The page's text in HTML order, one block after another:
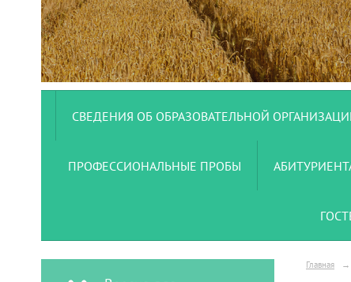
СВЕДЕНИЯ ОБ ОБРАЗОВАТЕЛЬНОЙ
ПРОФЕССИОНАЛЬНЫЕ ПРОБЫ
Главная →